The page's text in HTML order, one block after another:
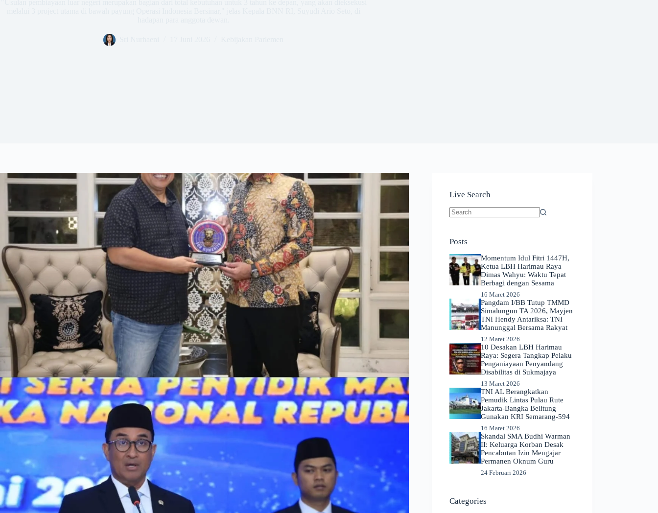
Live Search
Posts
Momentum Idul Fitri 1447H,
Ketua LBH Harimau Raya
Dimas Wahyu: Waktu Tepat
Berbagi dengan Sesama
16 Maret 2026
Pangdam I/BB Tutup TMMD
Simalungun TA 2026, Mayjen
TNI Hendy Antariksa: TNI
Manunggal Bersama Rakyat
12 Maret 2026
​10 Desakan LBH Harimau
Raya: Segera Tangkap Pelaku
Penganiayaan Penyandang
Disabilitas di Sukmajaya
13 Maret 2026
TNI AL Berangkatkan
Pemudik Lintas Pulau Rute
Jakarta-Bangka Belitung
Gunakan KRI Semarang-594
16 Maret 2026
Skandal SMA Budhi Warman
II: Keluarga Korban Desak
Pencabutan Izin Mengajar
Permanen Oknum Guru
24 Februari 2026
Categories